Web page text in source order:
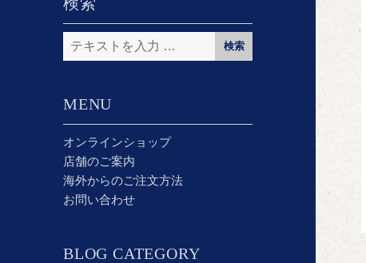
検
索:
MENU
オンラインショップ
店舗のご案内
海外からのご注文方法
お問い合わせ
BLOG CATEGORY